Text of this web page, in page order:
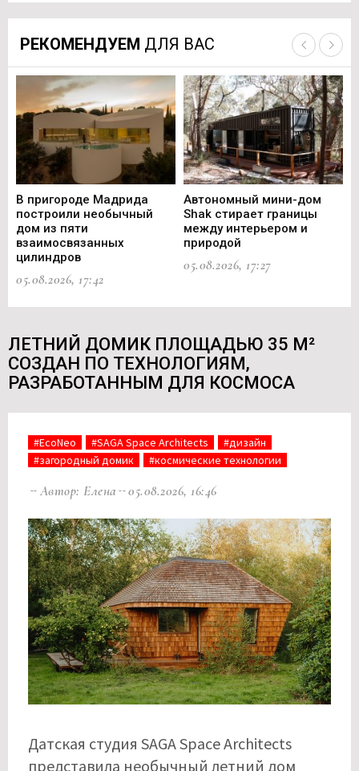
РЕКОМЕНДУЕМ ДЛЯ ВАС
В пригороде Мадрида
построили необычный
дом из пяти
взаимосвязанных
цилиндров
05.08.2026, 17:42
Автономный мини-дом
Shak стирает границы
между интерьером и
природой
05.08.2026, 17:27
ЛЕТНИЙ ДОМИК ПЛОЩАДЬЮ 35 М²
СОЗДАН ПО ТЕХНОЛОГИЯМ,
РАЗРАБОТАННЫМ ДЛЯ КОСМОСА
#EcoNeo #SAGA Space Architects
#дизайн
#загородный домик
#космические технологии
Автор: Елена 05.08.2026, 16:46
Датская студия SAGA Space Architects
представила необычный летний дом